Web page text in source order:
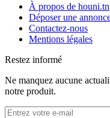
À propos de houni.tn
Déposer une
Contactez-nous
Mentions légales
Restez informé
Ne manquez aucune
notre produit.